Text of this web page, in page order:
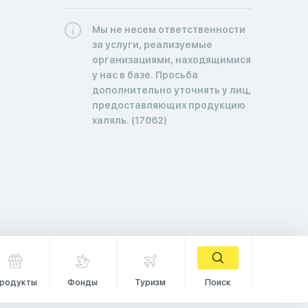
Мы не несем ответственности
за услуги, реализуемые
организациями, находящимися
у нас в базе. Просьба
дополнительно уточнять у лиц,
предоставляющих продукцию
халяль. (17062)
Фонды Туризм Поиск